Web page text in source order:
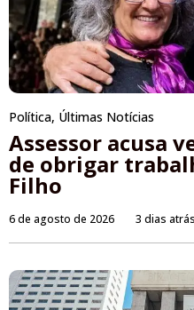
Política, Últimas Notícias
Assessor acusa
de obrigar
Filho
6 de agosto de 2026 3 dias atrás